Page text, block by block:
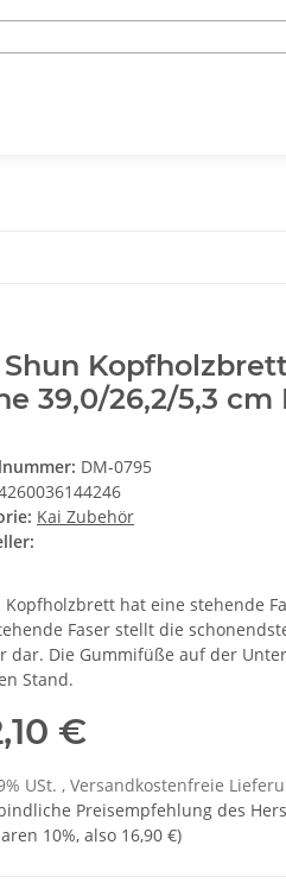
Shun
39,0/26,2/5,3 cm
DM-0795
Kai Zubehör
Kopfholzbrett hat eine stehende
Faser stellt die
dar. Die Gummifüße auf der
Stand.
€
USt. , Versandkostenfreie
Preisempfehlung des
10%, also 16,90 €)